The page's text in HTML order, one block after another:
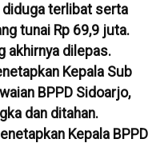
diduga terlibat serta
tunai Rp 69,9 juta.
akhirnya dilepas.
Kepala Sub
BPPD Sidoarjo,
dan ditahan.
Kepala BPPD